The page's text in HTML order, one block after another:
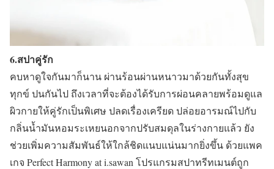
6.สปาคู่รัก
คบหาดูใจกันมาก็นาน ผ่านร้อนผ่านหนาวมาด้วยกันทั้งสุข
ทุกข์ ปนกันไป ถึงเวลาที่จะต้องได้รับการผ่อนคลายพร้อมดูแล
ผิวกายให้คู่รักเป็นพิเศษ ปลดเรื่องเครียด ปล่อยอารมณ์ไปกับ
กลิ่นน้ำมันหอมระเหยนอกจากปรับสมดุลในร่างกายแล้ว ยัง
ช่วยเพิ่มความสัมพันธ์ให้ใกล้ชิดแนบแน่นมากยิ่งขึ้น ด้วยแพค
เกจ Perfect Harmony at i.sawan โปรแกรมสปาทรีทเมนต์ถูก